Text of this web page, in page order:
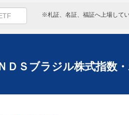
※札証、名証、福証へ上場して
ＤＳブラジル株式指数